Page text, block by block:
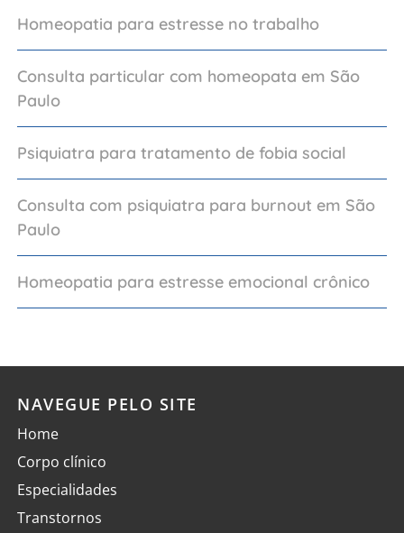
Homeopatia para estresse no trabalho
Consulta particular com homeopata em São
Paulo
Psiquiatra para tratamento de fobia social
Consulta com psiquiatra para burnout em São
Paulo
Homeopatia para estresse emocional crônico
NAVEGUE PELO SITE
Home
Corpo clínico
Especialidades
Transtornos